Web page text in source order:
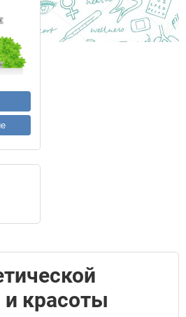
красоты